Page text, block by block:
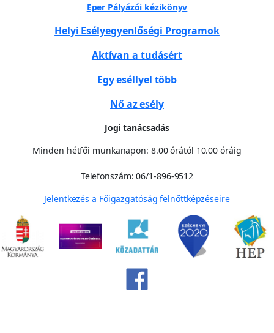
Eper Pályázói kézikönyv
Helyi Esélyegyenlőségi Programok
Aktívan a tudásért
Egy eséllyel több
Nő az esély
Jogi tanácsadás
Minden hétfői munkanapon: 8.00 órától 10.00 óráig
Telefonszám: 06/1-896-9512
Jelentkezés a Főigazgatóság felnőttképzéseire